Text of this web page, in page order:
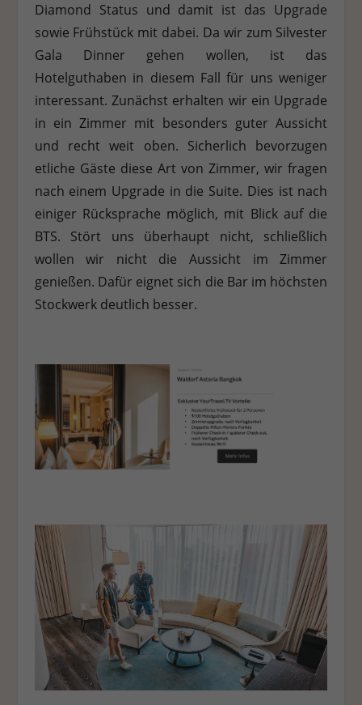
Diamond Status und damit ist das Upgrade
sowie Frühstück mit dabei. Da wir zum Silvester
Gala Dinner gehen wollen, ist das
Hotelguthaben in diesem Fall für uns weniger
interessant. Zunächst erhalten wir ein Upgrade
in ein Zimmer mit besonders guter Aussicht
und recht weit oben. Sicherlich bevorzugen
etliche Gäste diese Art von Zimmer, wir fragen
nach einem Upgrade in die Suite. Dies ist nach
einiger Rücksprache möglich, mit Blick auf die
BTS. Stört uns überhaupt nicht, schließlich
wollen wir nicht die Aussicht im Zimmer
genießen. Dafür eignet sich die Bar im höchsten
Stockwerk deutlich besser.
Statistiken (1)
Statistik Cookies erfassen Informationen anonym. Diese Informationen
helfen uns zu verstehen, wie unsere Besucher unsere Website nutzen.
Cookie-Informationen anzeigen
Externe Medien (7)
Inhalte von Videoplattformen und Social-Media-Plattformen werden
standardmäßig blockiert. Wenn Cookies von externen Medien akzeptiert
werden, bedarf der Zugriff auf diese Inhalte keiner manuellen
Einwilligung mehr.
Cookie-Informationen anzeigen
Datenschutzerklärung Impressum